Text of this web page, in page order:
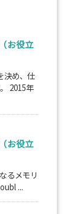
お役立
決め、仕
2015年
お役立
るメモリ
...